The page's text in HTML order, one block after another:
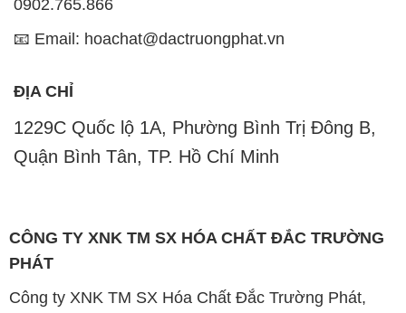
cầu của khách hàng, chúng tôi cung cấp các sản
phẩm chất lượng cao với giá thành hợp lý. Chúng tôi
giờ xao lạc uy tín. Chúng tôi luôn ý thức rằng những
sản phẩm chúng tôi cung cấp phải đảm bảo chất
lượng và làm hài lòng đối tác. Đồng thời, chúng tôi
cam kết giá cả hợp lý, để cùng nhau phát triển và tồn
Công ty Hóa Chất Đắc Trường Phát có khả năng đáp
ứng đa dạng nhu cầu về hóa chất và phục vụ cho tất
tại TP. Hồ Chí Minh. Sứ mệnh của chúng tôi là cung